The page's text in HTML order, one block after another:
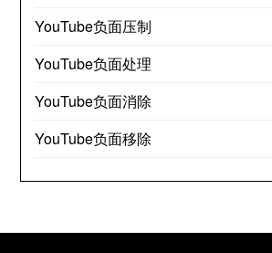
YouTube负面压制
YouTube负面处理
YouTube负面消除
YouTube负面移除